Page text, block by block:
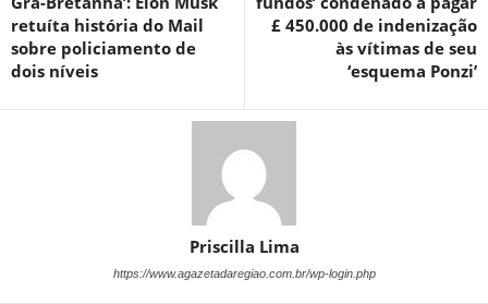
retuíta história do Mail
sobre policiamento de
dois níveis
£ 450.000 de indenização
às vítimas de seu
‘esquema Ponzi’
Priscilla Lima
https://www.agazetadaregiao.com.br/wp-login.php